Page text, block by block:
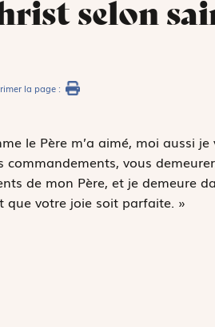
selon
la page :
le Père m’a aimé, moi aussi
vous
de mon Père, et je demeure
que votre joie soit parfaite. »